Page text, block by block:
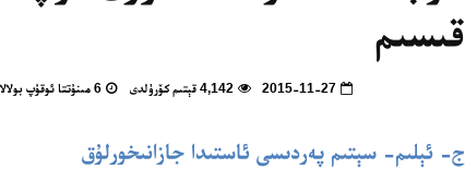
قىسىم
2015-11-27 4,142 قېتىم كۆرۈلدى 6 مىنۇتتا ئوقۇپ بولالايسىز
ج- ئېلىم- سېتىم پەردىسى ئاستىدا جازانىخورلۇق